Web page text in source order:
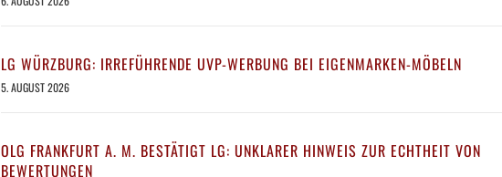
LG WÜRZBURG: IRREFÜHRENDE UVP-WERBUNG BEI EIGENMARKEN-MÖBELN
5. AUGUST 2026
OLG FRANKFURT A. M. BESTÄTIGT LG: UNKLARER HINWEIS ZUR ECHTHEIT VON
BEWERTUNGEN